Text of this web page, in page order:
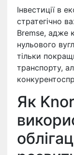
Інвестиції в
стратегічно
Bremse, адже
нульового
тільки
транспорту,
Як